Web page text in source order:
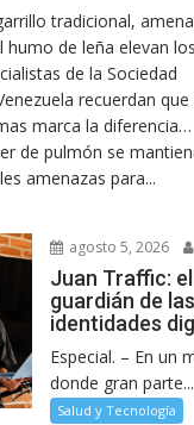
tradicional,
de leña elevan los
de la Sociedad
recuerdan
marca la diferencia…
de pulmón se
amenazas para...
agosto 5, 2026
Juan Traffic: el
guardián de las
identidades
Especial. – En un
donde gran parte...
Salud y Tecnología